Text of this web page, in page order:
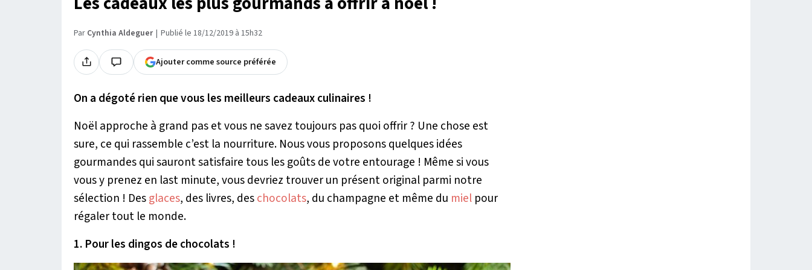
Par Cynthia Aldeguer Publié le 18/12/2019 à 15h32
Ajouter comme source préférée
On a dégoté rien que vous les meilleurs cadeaux culinaires !
Noël approche à grand pas et vous ne savez toujours pas quoi offrir ? Une chose est
sure, ce qui rassemble c’est la nourriture. Nous vous proposons quelques idées
gourmandes qui sauront satisfaire tous les goûts de votre entourage ! Même si vous
vous y prenez en last minute, vous devriez trouver un présent original parmi notre
sélection ! Desglaces, des livres, deschocolats, du champagne et même du miel pour
régaler tout le monde.
1. Pour les dingos de chocolats !